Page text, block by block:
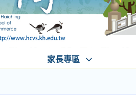
家長專區